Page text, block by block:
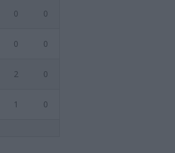
0 0
0 0
2 0
1 0